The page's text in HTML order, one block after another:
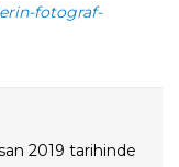
fotograf-
2019 tarihinde